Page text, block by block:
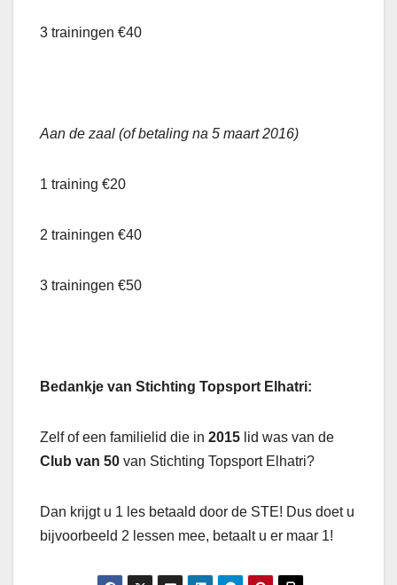
3 trainingen €40
Aan de zaal (of betaling na 5 maart 2016)
1 training €20
2 trainingen €40
3 trainingen €50
Bedankje van Stichting Topsport Elhatri:
Zelf of een familielid die in 2015 lid was van de
Club van 50 van Stichting Topsport Elhatri?
Dan krijgt u 1 les betaald door de STE! Dus doet u
bijvoorbeeld 2 lessen mee, betaalt u er maar 1!